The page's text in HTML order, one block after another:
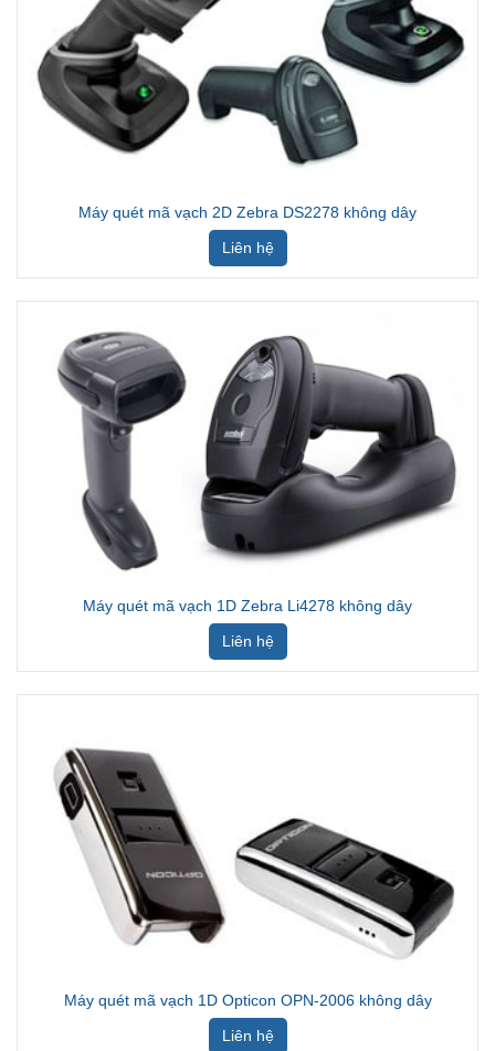
Máy quét mã vạch 2D Zebra DS2278 không dây
Liên hệ
Máy quét mã vạch 1D Zebra Li4278 không dây
Liên hệ
Máy quét mã vạch 1D Opticon OPN-2006 không dây
Liên hệ